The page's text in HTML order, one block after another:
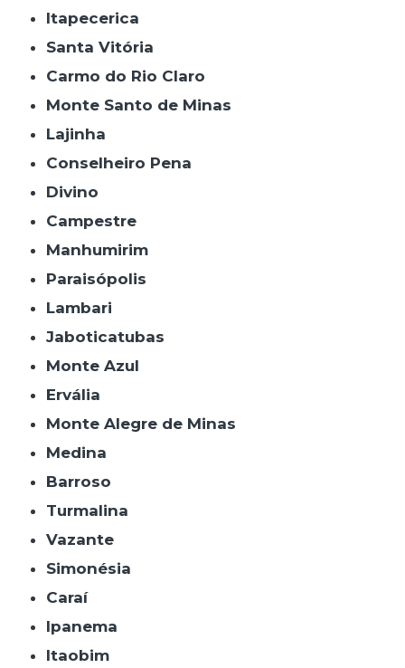
Itapecerica
Santa Vitória
Carmo do Rio Claro
Monte Santo de Minas
Lajinha
Conselheiro Pena
Divino
Campestre
Manhumirim
Paraisópolis
Lambari
Jaboticatubas
Monte Azul
Ervália
Monte Alegre de Minas
Medina
Barroso
Turmalina
Vazante
Simonésia
Caraí
Ipanema
Itaobim